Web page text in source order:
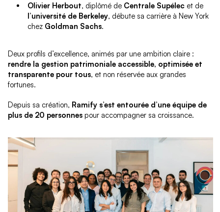
Olivier Herbout, diplômé de Centrale Supélec et de
l’université de Berkeley, débute sa carrière à New York
chez Goldman Sachs.
Deux profils d’excellence, animés par une ambition claire :
rendre la gestion patrimoniale accessible, optimisée et
transparente pour tous, et non réservée aux grandes
fortunes.
Depuis sa création, Ramify s’est entourée d’une équipe de
plus de 20 personnes pour accompagner sa croissance.